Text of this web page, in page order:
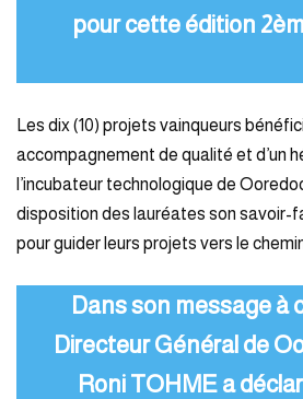
pour cette édition
Les dix (10) projets vainqueurs
accompagnement de qualité et d’un
l’incubateur technologique de
disposition des lauréates son savoir-
pour guider leurs projets vers le
Dans son message à
Directeur Général de
Roni TOHME a